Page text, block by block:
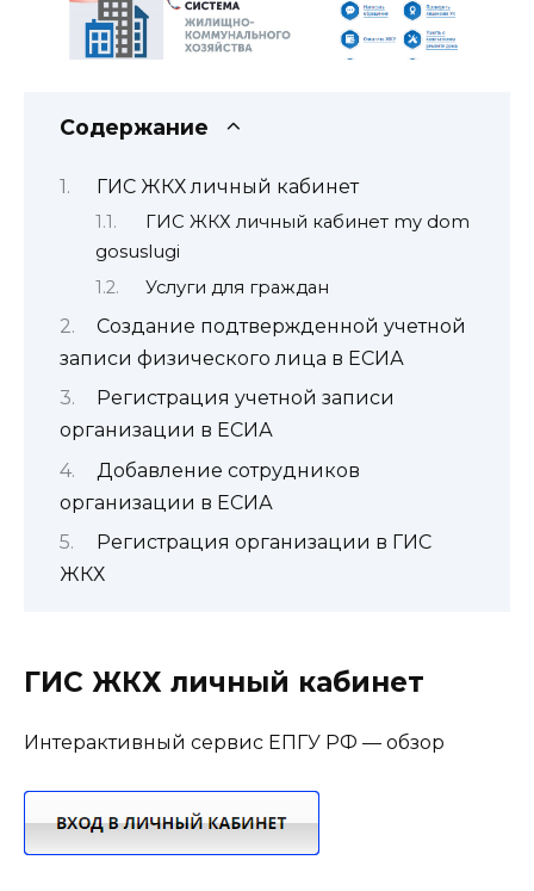
Содержание
ГИС ЖКХ личный кабинет
ГИС ЖКХ личный кабинет my dom
gosuslugi
Услуги для граждан
Создание подтвержденной учетной
записи физического лица в ЕСИА
Регистрация учетной записи
организации в ЕСИА
Добавление сотрудников
организации в ЕСИА
Регистрация организации в ГИС
ЖКХ
ГИС ЖКХ личный кабинет
Интерактивный сервис ЕПГУ РФ — обзор